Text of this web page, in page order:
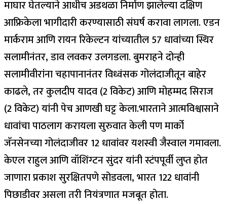
माघार घेतल्याने आधीच अडथळा निर्माण झालेल्या दक्षिण
आफ्रिकेला भागीदारी करण्यासाठी संघर्ष करावा लागला. एडन
मार्कराम आणि रायन रिकेल्टन यांच्यातील 57 धावांच्या स्थिर
सलामीनंतर, डाव लवकर उलगडला.बुमराहने दोन्ही
सलामीवीरांना चहापानानंतर विध्वंसक गोलंदाजीतून बाहेर
काढले, तर कुलदीप यादव (2 विकेट) आणि मोहम्मद सिराज
(2 विकेट) यांनी पेच आणखी घट्ट केला.भारताने आत्मविश्वासाने
धावांचा पाठलाग करायला सुरुवात केली पण मार्को
जॅनसेनच्या गोलंदाजीवर 12 धावांवर यशस्वी जैस्वाल गमावला.
केएल राहुल आणि वॉशिंग्टन सुंदर यांनी स्टंपपूर्वी लुप्त होत
जाणारा प्रकाश सुरक्षितपणे सोडवला, भारत 122 धावांनी
पिछाडीवर असला तरी नियंत्रणात मजबूत होता.